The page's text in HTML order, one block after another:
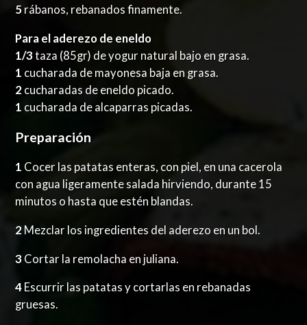
5 rábanos, rebanados finamente.
Para el aderezo de eneldo
1/3 taza (85gr) de yogur natural bajo en grasa.
1 cucharada de mayonesa baja en grasa.
2 cucharadas de eneldo picado.
1 cucharada de alcaparras picadas.
Preparación
1 Cocer las patatas enteras, con piel, en una cacerola
con agua ligeramente salada hirviendo, durante 15
minutos o hasta que estén blandas.
2 Mezclar los ingredientes del aderezo en un bol.
3 Cortar la remolacha en juliana.
4 Escurrir las patatas y cortarlas en rebanadas
gruesas.